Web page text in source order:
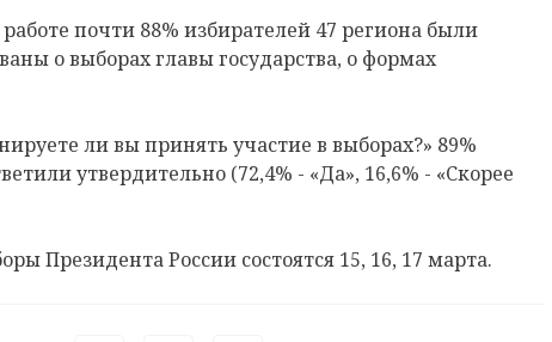
почти 88% избирателей 47 региона были
о выборах главы государства, о формах
ли вы принять участие в выборах?» 89%
утвердительно (72,4% - «Да», 16,6% - «Скорее
Президента России состоятся 15, 16, 17 марта.